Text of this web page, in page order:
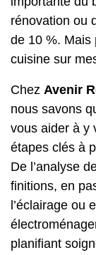
rénovation ou
de 10 %. Mais
cuisine sur
Chez Avenir
nous savons
vous aider à y
étapes clés à
De l’analyse
finitions, en
l’éclairage ou
planifiant